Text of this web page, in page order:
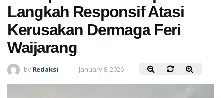
Langkah Responsif Atasi
Kerusakan Dermaga Feri
Waijarang
by Redaksi January 8, 2026